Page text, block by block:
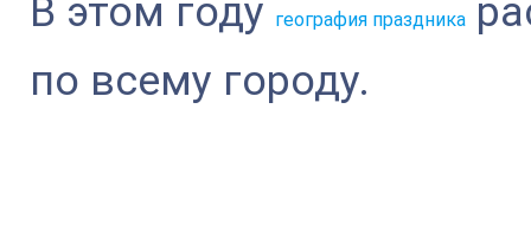
В этом году география праздника
по всему городу.